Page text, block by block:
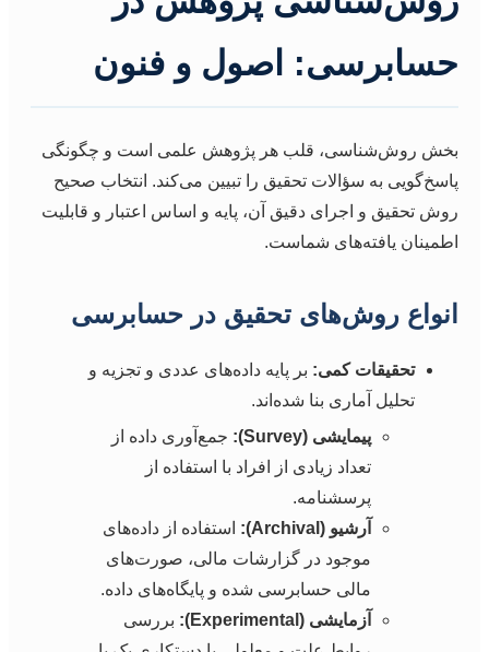
حسابرسی: اصول و فنون
بخش روش‌شناسی، قلب هر پژوهش علمی است و چگونگی
پاسخ‌گویی به سؤالات تحقیق را تبیین می‌کند. انتخاب صحیح
روش تحقیق و اجرای دقیق آن، پایه و اساس اعتبار و قابلیت
اطمینان یافته‌های شماست.
انواع روش‌های تحقیق در حسابرسی
تحقیقات کمی: بر پایه داده‌های عددی و تجزیه و
تحلیل آماری بنا شده‌اند.
پیمایشی (Survey):
جمع‌آوری داده از
تعداد زیادی از افراد با استفاده از
پرسشنامه.
آرشیو (Archival):
استفاده از داده‌های
موجود در گزارشات مالی، صورت‌های
مالی حسابرسی شده و پایگاه‌های داده.
آزمایشی (Experimental):
بررسی